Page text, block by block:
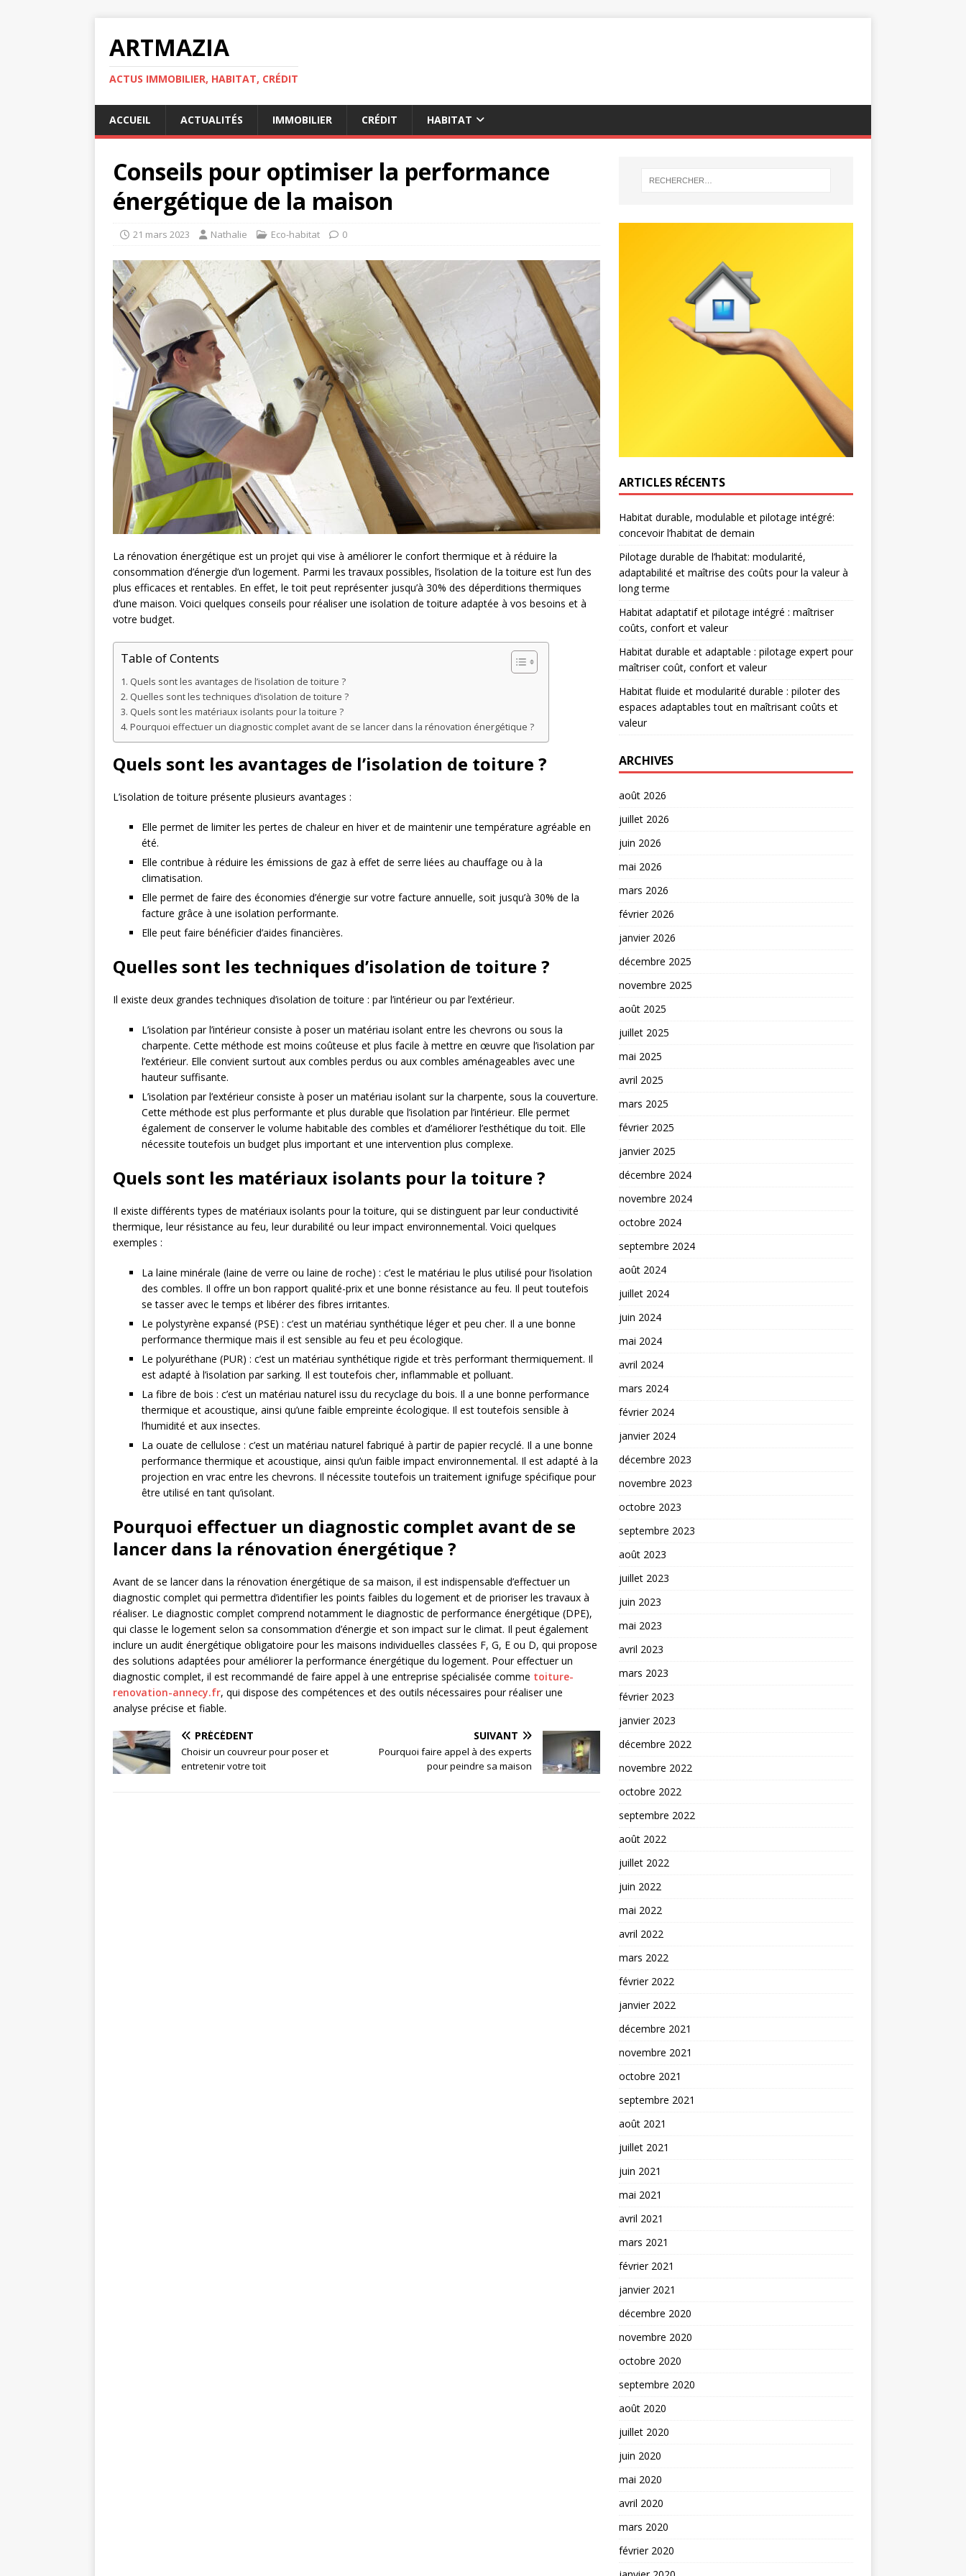
ARTMAZIA
ACTUS IMMOBILIER, HABITAT, CRÉDIT
ACCUEIL ACTUALITÉS IMMOBILIER CRÉDIT HABITAT
Conseils pour optimiser la performance
énergétique de la maison
21 mars 2023 Nathalie Eco-habitat 0
La rénovation énergétique est un projet qui vise à améliorer le confort thermique et à réduire la
consommation d’énergie d’un logement. Parmi les travaux possibles, l’isolation de la toiture est l’un des
plus efficaces et rentables. En effet, le toit peut représenter jusqu’à 30% des déperditions thermiques
d’une maison. Voici quelques conseils pour réaliser une isolation de toiture adaptée à vos besoins et à
votre budget.
Table of Contents
Quels sont les avantages de l’isolation de toiture ?
Quelles sont les techniques d’isolation de toiture ?
Quels sont les matériaux isolants pour la toiture ?
Pourquoi effectuer un diagnostic complet avant de se lancer dans la rénovation énergétique ?
Quels sont les avantages de l’isolation de toiture ?
L’isolation de toiture présente plusieurs avantages :
Elle permet de limiter les pertes de chaleur en hiver et de maintenir une température agréable en
été.
Elle contribue à réduire les émissions de gaz à effet de serre liées au chauffage ou à la
climatisation.
Elle permet de faire des économies d’énergie sur votre facture annuelle, soit jusqu’à 30% de la
facture grâce à une isolation performante.
Elle peut faire bénéficier d’aides financières.
Quelles sont les techniques d’isolation de toiture ?
Il existe deux grandes techniques d’isolation de toiture : par l’intérieur ou par l’extérieur.
L’isolation par l’intérieur consiste à poser un matériau isolant entre les chevrons ou sous la
charpente. Cette méthode est moins coûteuse et plus facile à mettre en œuvre que l’isolation par
l’extérieur. Elle convient surtout aux combles perdus ou aux combles aménageables avec une
hauteur suffisante.
L’isolation par l’extérieur consiste à poser un matériau isolant sur la charpente, sous la couverture.
Cette méthode est plus performante et plus durable que l’isolation par l’intérieur. Elle permet
également de conserver le volume habitable des combles et d’améliorer l’esthétique du toit. Elle
nécessite toutefois un budget plus important et une intervention plus complexe.
Quels sont les matériaux isolants pour la toiture ?
Il existe différents types de matériaux isolants pour la toiture, qui se distinguent par leur conductivité
thermique, leur résistance au feu, leur durabilité ou leur impact environnemental. Voici quelques
exemples :
La laine minérale (laine de verre ou laine de roche) : c’est le matériau le plus utilisé pour l’isolation
des combles. Il offre un bon rapport qualité-prix et une bonne résistance au feu. Il peut toutefois
se tasser avec le temps et libérer des fibres irritantes.
Le polystyrène expansé (PSE) : c’est un matériau synthétique léger et peu cher. Il a une bonne
performance thermique mais il est sensible au feu et peu écologique.
Le polyuréthane (PUR) : c’est un matériau synthétique rigide et très performant thermiquement. Il
est adapté à l’isolation par sarking. Il est toutefois cher, inflammable et polluant.
La fibre de bois : c’est un matériau naturel issu du recyclage du bois. Il a une bonne performance
thermique et acoustique, ainsi qu’une faible empreinte écologique. Il est toutefois sensible à
l’humidité et aux insectes.
La ouate de cellulose : c’est un matériau naturel fabriqué à partir de papier recyclé. Il a une bonne
performance thermique et acoustique, ainsi qu’un faible impact environnemental. Il est adapté à la
projection en vrac entre les chevrons. Il nécessite toutefois un traitement ignifuge spécifique pour
être utilisé en tant qu’isolant.
Pourquoi effectuer un diagnostic complet avant de se
lancer dans la rénovation énergétique ?
Avant de se lancer dans la rénovation énergétique de sa maison, il est indispensable d’effectuer un
diagnostic complet qui permettra d’identifier les points faibles du logement et de prioriser les travaux à
réaliser. Le diagnostic complet comprend notamment le diagnostic de performance énergétique (DPE),
qui classe le logement selon sa consommation d’énergie et son impact sur le climat. Il peut également
inclure un audit énergétique obligatoire pour les maisons individuelles classées F, G, E ou D, qui propose
des solutions adaptées pour améliorer la performance énergétique du logement. Pour effectuer un
diagnostic complet, il est recommandé de faire appel à une entreprise spécialisée comme toiture-
renovation-annecy.fr, qui dispose des compétences et des outils nécessaires pour réaliser une
analyse précise et fiable.
PRÉCÉDENT
Choisir un couvreur pour poser et
entretenir votre toit
SUIVANT
Pourquoi faire appel à des experts
pour peindre sa maison
ARTICLES RÉCENTS
Habitat durable, modulable et pilotage intégré:
concevoir l’habitat de demain
Pilotage durable de l’habitat: modularité,
adaptabilité et maîtrise des coûts pour la valeur à
long terme
Habitat adaptatif et pilotage intégré : maîtriser
coûts, confort et valeur
Habitat durable et adaptable : pilotage expert pour
maîtriser coût, confort et valeur
Habitat fluide et modularité durable : piloter des
espaces adaptables tout en maîtrisant coûts et
valeur
ARCHIVES
août 2026
juillet 2026
juin 2026
mai 2026
mars 2026
février 2026
janvier 2026
décembre 2025
novembre 2025
août 2025
juillet 2025
mai 2025
avril 2025
mars 2025
février 2025
janvier 2025
décembre 2024
novembre 2024
octobre 2024
septembre 2024
août 2024
juillet 2024
juin 2024
mai 2024
avril 2024
mars 2024
février 2024
janvier 2024
décembre 2023
novembre 2023
octobre 2023
septembre 2023
août 2023
juillet 2023
juin 2023
mai 2023
avril 2023
mars 2023
février 2023
janvier 2023
décembre 2022
novembre 2022
octobre 2022
septembre 2022
août 2022
juillet 2022
juin 2022
mai 2022
avril 2022
mars 2022
février 2022
janvier 2022
décembre 2021
novembre 2021
octobre 2021
septembre 2021
août 2021
juillet 2021
juin 2021
mai 2021
avril 2021
mars 2021
février 2021
janvier 2021
décembre 2020
novembre 2020
octobre 2020
septembre 2020
août 2020
juillet 2020
juin 2020
mai 2020
avril 2020
mars 2020
février 2020